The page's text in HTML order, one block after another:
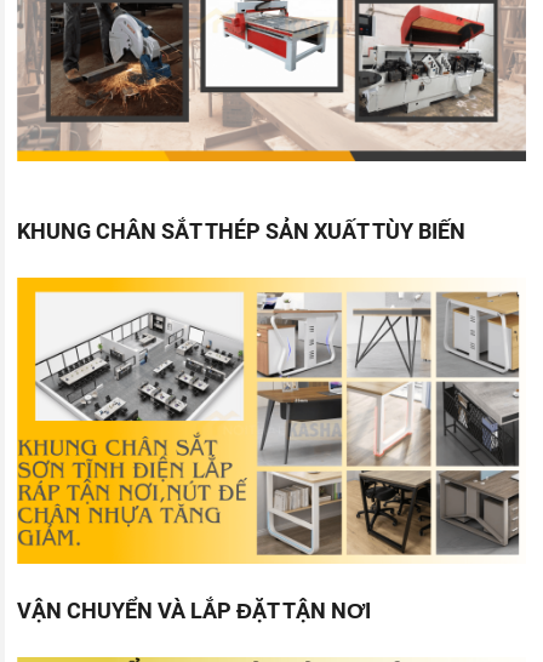
KHUNG CHÂN SẮT THÉP SẢN XUẤT TÙY BIẾN
VẬN CHUYỂN VÀ LẮP ĐẶT TẬN NƠI